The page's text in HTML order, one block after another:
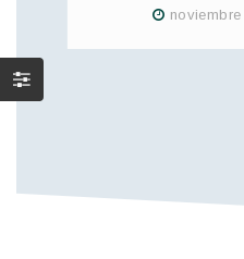
noviembre